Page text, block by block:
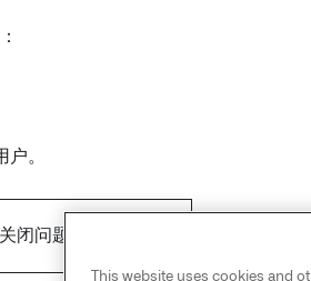
。
闭问题。
This website uses cookies and